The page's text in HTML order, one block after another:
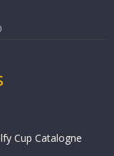
Cup Catalogne